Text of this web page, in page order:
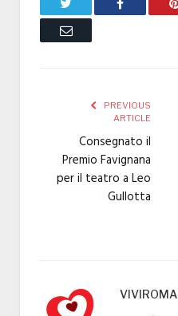
Email
PREVIOUS
ARTICLE
Consegnato il
Premio Favignana
per il teatro a Leo
Gullotta
VIVIROMA